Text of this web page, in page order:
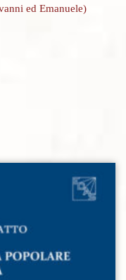
ed Emanuele)